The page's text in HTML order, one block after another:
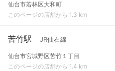
仙台市若林区大和町
このページの店舗から 1.3 km
苦竹駅 JR仙石線
仙台市宮城野区苦竹１丁目
このページの店舗から 1.4 km